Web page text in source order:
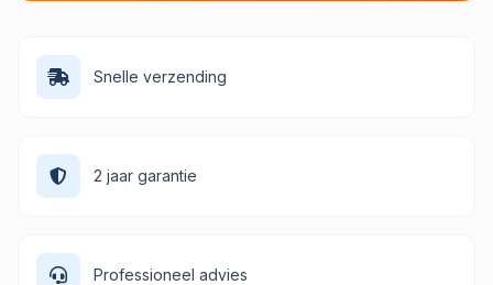
Snelle verzending
2 jaar garantie
Professioneel advies